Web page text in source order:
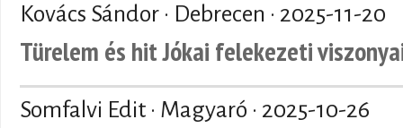
Kovács Sándor · Debrecen · 2025-11-20
Türelem és hit Jókai felekezeti
Somfalvi Edit · Magyaró · 2025-10-26